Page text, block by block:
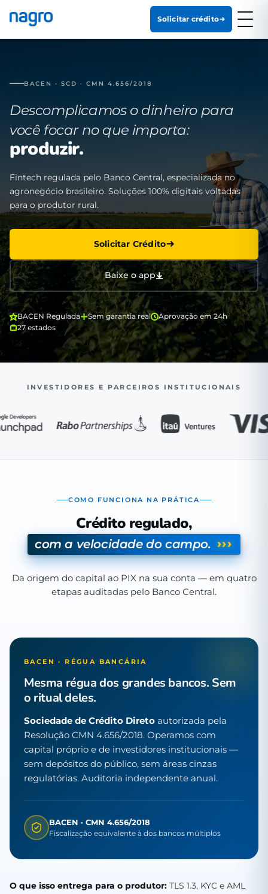
Solicitar crédito
BACEN · SCD · CMN 4.656/2018
Descomplicamos o dinheiro para
você focar no que importa:
produzir.
Fintech regulada pelo Banco Central, especializada no
agronegócio brasileiro. Soluções 100% digitais voltadas
para o produtor rural.
Solicitar Crédito
Baixe o app
BACEN Regulada Sem garantia real
Aprovação em 24h
27 estados
INVESTIDORES E PARCEIROS INSTITUCIONAIS
COMO FUNCIONA NA PRÁTICA
Crédito regulado,
com a velocidade do campo. ›››
Da origem do capital ao PIX na sua conta — em quatro
etapas auditadas pelo Banco Central.
BACEN · RÉGUA BANCÁRIA
Mesma régua dos grandes bancos. Sem
o ritual deles.
Sociedade de Crédito Direto autorizada pela
Resolução CMN 4.656/2018. Operamos com
capital próprio e de investidores institucionais —
sem depósitos do público, sem áreas cinzas
regulatórias. Auditoria independente anual.
BACEN · CMN 4.656/2018
Fiscalização equivalente à dos bancos múltiplos
O que isso entrega para o produtor: TLS 1.3, KYC e AML